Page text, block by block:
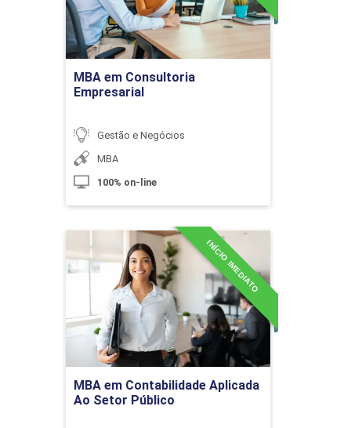
Indicadores de Desempenho
10h
Demonstrativo do Resultado do
Exercício
10h
Oficina Contábil: DRE
MBA em Consultoria
Empresarial
Gestão e Negócios
MBA
100% on-line
Ir para Inscrição
MBA em Contabilidade Aplicada
Ao Setor Público
INÍCIO IMEDIATO
MBA em Contabilidade
Aplicada Ao Setor Público
Detalhes do curso
Ir para Inscrição